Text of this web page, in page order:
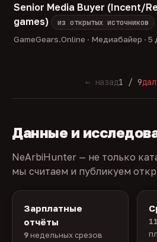
Senior Media Buyer (Incent/
games)
из открытых источников
GameGears.Online · Медиабайер · 5
← назад1 / 9
Данные и
NeArbiHunter — не только
мы считаем и публикуем
Зарплатные
отчёты
9недельных срезов
11